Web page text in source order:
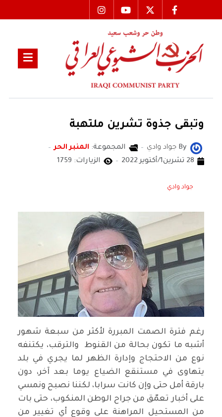
وتبقى جذوة تشرين ملتهبة
By جواد وادي المجموعة: المنبر الحر
28 تشرين1/أكتوير 2022
الزيارات: 1759
جواد وادي
رغم فترة الصمت المبررة لأكثر من سبعة شهور
أشبه ما تكون بحالة من القنوط والترقب، يكتنفه
نوع من الاحتجاج وإدارة الظهر لما يجري في بلد
يتهاوى في مستنقع الضياع يوما بعد آخر، دون
بارقة أمل حتى وإن كانت سرابا، لكننا نصبح ونمسي
على أخبار تعمّق من جراح الوطن المنكوب، حتى بات
من المستحيل المراهنة على وقوع أي تغيير من